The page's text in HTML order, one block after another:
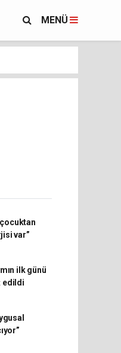
MENÜ
çocuktan
var”
ilk günü
edildi